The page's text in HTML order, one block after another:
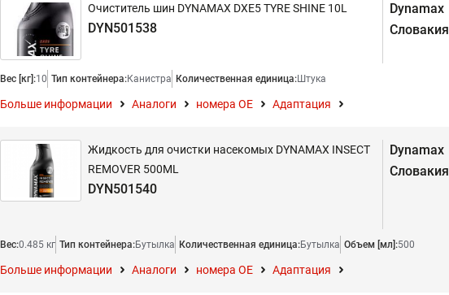
Очиститель шин DYNAMAX DXE5 TYRE SHINE 10L
DYN501538
Dynamax
Словакия
Вес [кг]:10 Тип контейнера:Канистра Количественная единица:Штука
Больше информации Аналоги номера ОЕ Адаптация
Жидкость для очистки насекомых DYNAMAX INSECT
REMOVER 500ML
DYN501540
Dynamax
Словакия
Вес:0.485 кг Тип контейнера:Бутылка Количественная единица:Бутылка Объем [мл]:500
Больше информации Аналоги номера ОЕ Адаптация